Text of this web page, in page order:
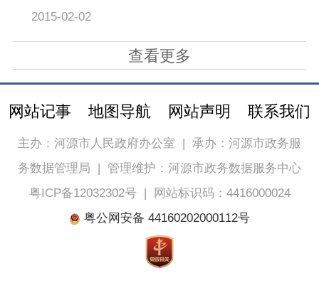
2015-02-02
查看更多
网站记事 地图导航 网站声明 联系我们
主办：河源市人民政府办公室
承办：河源市政务服
务数据管理局
管理维护：河源市政务数据服务中心
粤ICP备12032302号|
网站标识码：4416000024
粤公网安备 44160202000112号